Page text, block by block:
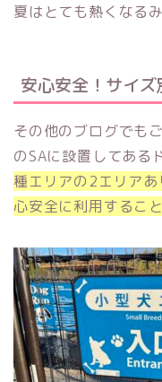
夏はとても熱くなる
安心安全！サイ
その他のブログでも
のSAに設置してある
種エリアの2エリア
心安全に利用するこ